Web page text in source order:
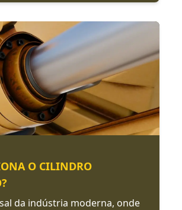
O CILINDRO
da indústria moderna, onde